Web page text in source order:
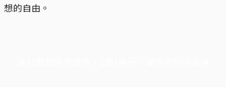
想的自由。